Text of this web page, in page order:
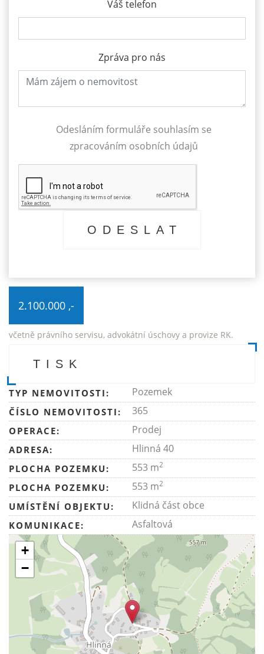
Váš telefon
Zpráva pro nás
Odesláním formuláře souhlasím se
zpracováním osobních údajů
2.100.000 ,-
včetně právního servisu, advokátní úschovy a provize RK.
TISK
TYP NEMOVITOSTI: Pozemek
ČÍSLO NEMOVITOSTI: 365
OPERACE: Prodej
ADRESA: Hlinná 40
PLOCHA POZEMKU: 553 m2
PLOCHA POZEMKU: 553 m2
UMÍSTĚNÍ OBJEKTU: Klidná část obce
KOMUNIKACE: Asfaltová
+
−